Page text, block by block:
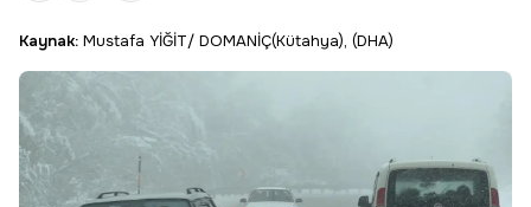
Kaynak: Mustafa YİĞİT/ DOMANİÇ(Kütahya), (DHA)